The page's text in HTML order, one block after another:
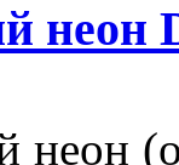
неон
неон